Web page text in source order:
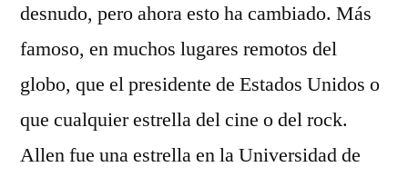
desnudo, pero ahora esto ha cambiado. Más
famoso, en muchos lugares remotos del
globo, que el presidente de Estados Unidos o
que cualquier estrella del cine o del rock.
Allen fue una estrella en la Universidad de